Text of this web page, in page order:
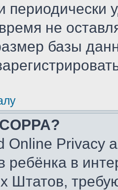
периодически
не
базы
Online Privacy
ребёнка в
Штатов,